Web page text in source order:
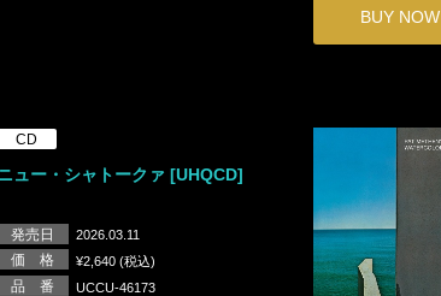
BUY NOW
CD
ュー・シャトークァ [UHQCD]
発売日 2026.03.11
価 格 ¥2,640 (税込)
品 番 UCCU-46173